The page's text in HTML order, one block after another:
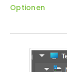
Optionen